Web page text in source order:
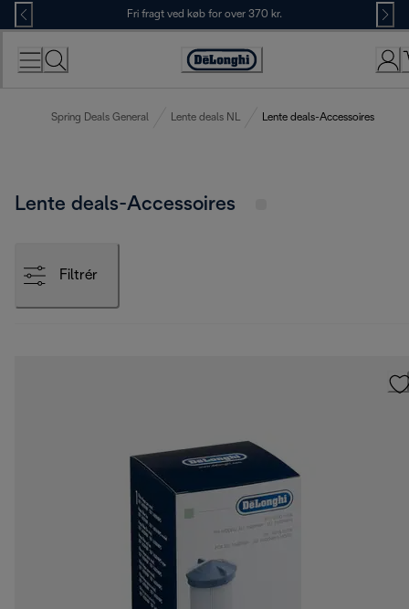
Skip
to
Content
Fri fragt ved køb for over 370 kr.
Accessibility
Spring Deals General Lente deals NL Lente deals-Accessoires
Lente deals-Accessoires
Filtrér